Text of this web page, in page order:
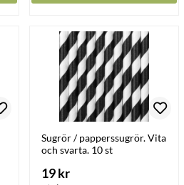
Sugrör / papperssugrör. Vita
och svarta. 10 st
19 kr